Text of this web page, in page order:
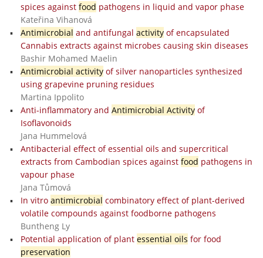
spices against food pathogens in liquid and vapor phase
Kateřina Vihanová
Antimicrobial and antifungal activityof encapsulated
Cannabis extracts against microbes causing skin diseases
Bashir Mohamed Maelin
Antimicrobial activityof silver nanoparticles synthesized
using grapevine pruning residues
Martina Ippolito
Anti-inflammatory and Antimicrobial Activityof
Isoflavonoids
Jana Hummelová
Antibacterial effect of essential oils and supercritical
extracts from Cambodian spices against food pathogens in
vapour phase
Jana Tůmová
In vitro antimicrobial combinatory effect of plant-derived
volatile compounds against foodborne pathogens
Buntheng Ly
Potential application of plant essential oils for food
preservation